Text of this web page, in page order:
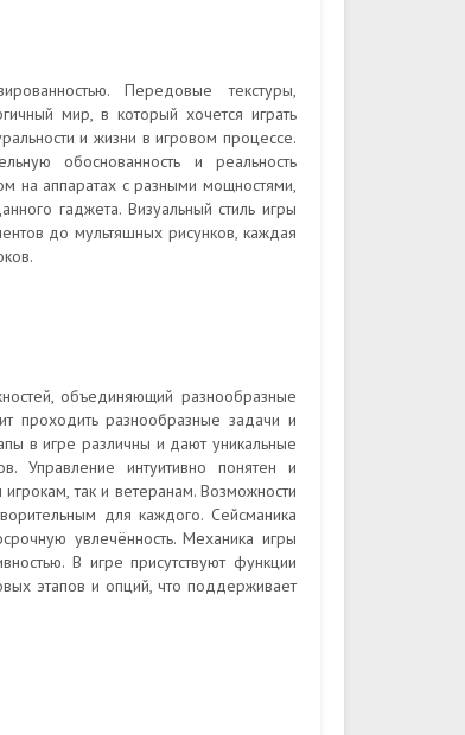
Передовые текстуры,
мир, в который хочется играть
и жизни в игровом процессе.
обоснованность и реальность
на аппаратах с разными мощностями,
гаджета. Визуальный стиль игры
до мультяшных рисунков, каждая
объединяющий разнообразные
проходить разнообразные задачи и
в игре различны и дают уникальные
Управление интуитивно понятен и
так и ветеранам. Возможности
для каждого. Сейсманика
увлечённость. Механика игры
В игре присутствуют функции
этапов и опций, что поддерживает